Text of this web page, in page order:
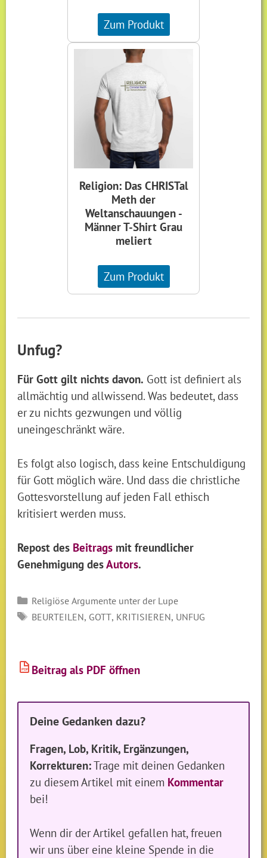
Zum Produkt
Religion: Das CHRISTal
Meth der
Weltanschauungen -
Männer T-Shirt Grau
meliert
Zum Produkt
Unfug?
Für Gott gilt nichts davon. Gott ist definiert als
allmächtig und allwissend. Was bedeutet, dass
er zu nichts gezwungen und völlig
uneingeschränkt wäre.
Es folgt also logisch, dass keine Entschuldigung
für Gott möglich wäre. Und dass die christliche
Gottesvorstellung auf jeden Fall ethisch
kritisiert werden muss.
Repost des Beitrags mit freundlicher
Genehmigung desAutors.
Kategorien
Religiöse Argumente unter der Lupe
SCHLAGWÖRTER
BEURTEILEN, GOTT, KRITISIEREN, UNFUG
PDF Beitrag als PDF öffnen
Deine Gedanken dazu?
Fragen, Lob, Kritik, Ergänzungen,
Korrekturen:Trage mit deinen Gedanken
zu diesem Artikel mit einem Kommentar
bei!
Wenn dir der Artikel gefallen hat, freuen
wir uns über eine kleine Spende in die